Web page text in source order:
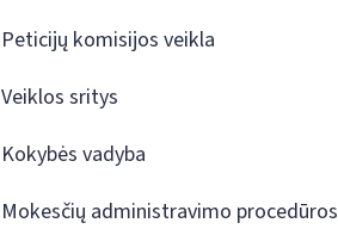
Peticijų komisijos veikla
Veiklos sritys
Kokybės vadyba
Mokesčių administravimo procedūros